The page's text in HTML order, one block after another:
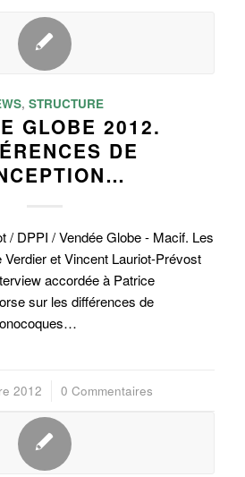
,STRUCTURE
GLOBE 2012.
DE
/ DPPI / Vendée Globe - Macif. Les
et Vincent Lauriot-Prévost
accordée à Patrice
sur les différences de
2012 0 Commentaires